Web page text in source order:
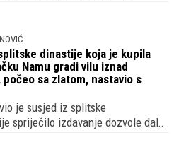
dinastije koja je kupila
Namu gradi vilu iznad
počeo sa zlatom, nastavio s
je susjed iz splitske
spriječilo izdavanje dozvole dal..